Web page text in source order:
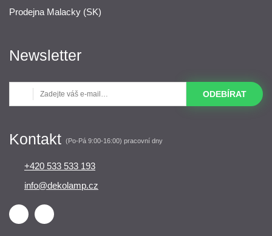
Prodejna Malacky (SK)
Newsletter
ODEBÍRAT
Kontakt (Po-Pá 9:00-16:00) pracovní dny
+420 533 533 193
info@dekolamp.cz